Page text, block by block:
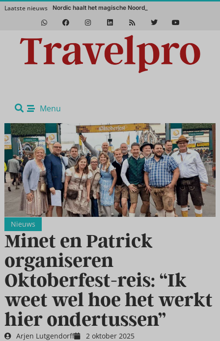
Laatste nieuws
Menu
Nieuws
Minet en Patrick
organiseren
Oktoberfest-reis: “Ik
weet wel hoe het werkt
hier ondertussen”
Arjen Lutgendorff 2 oktober 2025